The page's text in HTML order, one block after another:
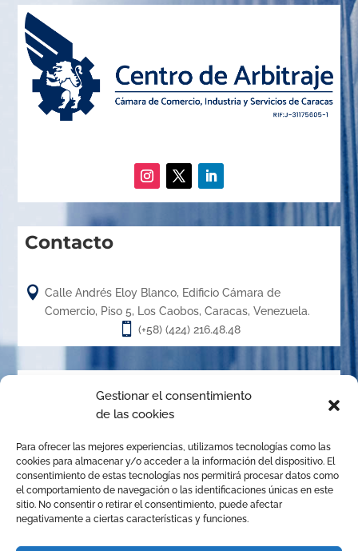
Gestionar el consentimiento
de las cookies
Para ofrecer las mejores experiencias, utilizamos tecnologías como las
cookies para almacenar y/o acceder a la información del dispositivo. El
consentimiento de estas tecnologías nos permitirá procesar datos como
el comportamiento de navegación o las identificaciones únicas en este
sitio. No consentir o retirar el consentimiento, puede afectar
negativamente a ciertas características y funciones.
Contacto
 Calle Andrés Eloy Blanco, Edificio Cámara de
Comercio, Piso 5, Los Caobos, Caracas, Venezuela.
 (+58) (424) 216.48.48
Acerca de
creado en el año 1.989, es un órgano de la Cámara de
Comercio, Industria y Servicios de Caracas, organizado de
conformidad con las disposiciones de la Ley de Arbitraje
Comercial para promover la solución de conflictos